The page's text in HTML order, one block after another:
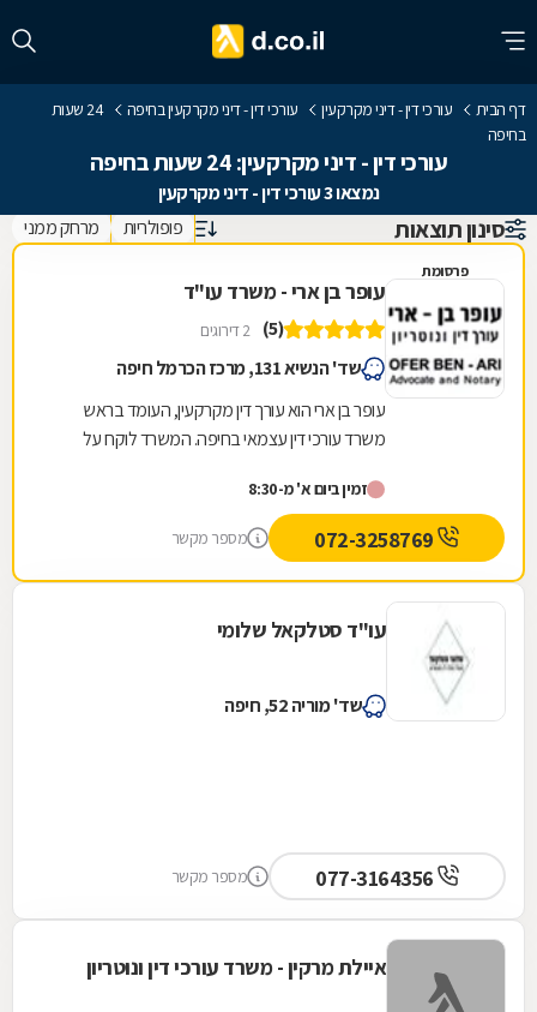
דף הבית עורכי דין - דיני מקרקעין עורכי דין - דיני מקרקעין בחיפה
24 שעות
בחיפה
עורכי דין - דיני מקרקעין: 24 שעות בחיפה
נמצאו 3 עורכי דין - דיני מקרקעין
סינון תוצאות פופולריות מרחק ממני
פרסומת
עופר בן ארי - משרד עו"ד
(5) 2 דירוגים
שד' הנשיא 131, מרכז הכרמל חיפה
עופר בן ארי הוא עורך דין מקרקעין, העומד בראש
משרד עורכי דין עצמאי בחיפה. המשרד לוקח על
ובכלל זה...
זמין ביום א' מ-8:30
מספר מקשר
עו"ד סטלקאל שלומי
שד' מוריה 52, חיפה
מספר מקשר
איילת מרקין - משרד עורכי דין ונוטריון